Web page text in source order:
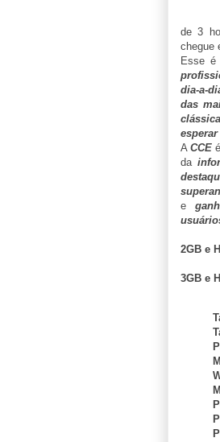
de 3
chegue
Esse
dia-a-
das
esperar
ACCE
da
e
2GB e
3GB e